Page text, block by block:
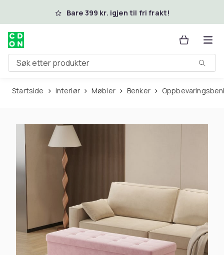
Hopp til hovedinnholdBare 399 kr. igjen til fri frakt!
Søk etter produkter
Startside Interiør Møbler Benker